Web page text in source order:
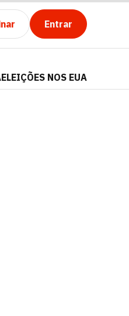
Entrar
ELEIÇÕES NOS EUA